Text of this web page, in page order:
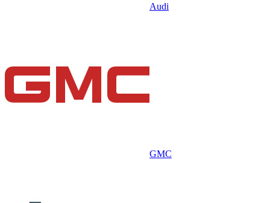
Audi
GMC